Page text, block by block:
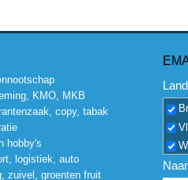
KMO, MKB
copy, tabak
hobby's
logistiek, auto
zuivel, groenten fruit